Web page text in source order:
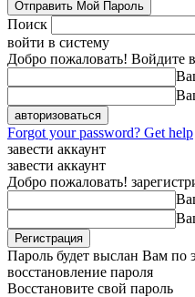
Поиск
войти в систему
Добро пожаловать! Войдите
Forgot your password? Get help
завести аккаунт
завести аккаунт
Добро пожаловать!
Пароль будет выслан Вам по
восстановление пароля
Восстановите свой пароль